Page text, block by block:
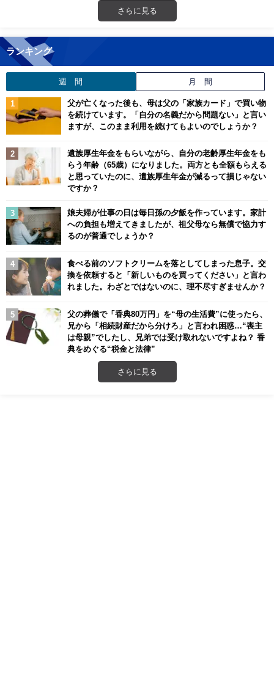
さらに見る
ランキング
週 間 月 間
父が亡くなった後も、母は父の「家族カード」で買い物
を続けています。「自分の名義だから問題ない」と言い
ますが、このまま利用を続けてもよいのでしょうか？
遺族厚生年金をもらいながら、自分の老齢厚生年金をも
らう年齢（65歳）になりました。両方とも全額もらえる
と思っていたのに、遺族厚生年金が減るって損じゃない
ですか？
娘夫婦が仕事の日は毎日孫の夕飯を作っています。家計
への負担も増えてきましたが、祖父母なら無償で協力す
るのが普通でしょうか？
食べる前のソフトクリームを落としてしまった息子。交
換を依頼すると「新しいものを買ってください」と言わ
れました。わざとではないのに、理不尽すぎませんか？
父の葬儀で「香典80万円」を“母の生活費”に使ったら、
兄から「相続財産だから分けろ」と言われ困惑…“喪主
は母親”でしたし、兄弟では受け取れないですよね？ 香
典をめぐる“税金と法律”
さらに見る